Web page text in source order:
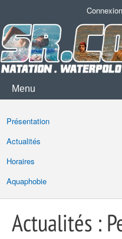
Connexion
Menu
Présentation
Actualités
Horaires
Aquaphobie
Actualités :